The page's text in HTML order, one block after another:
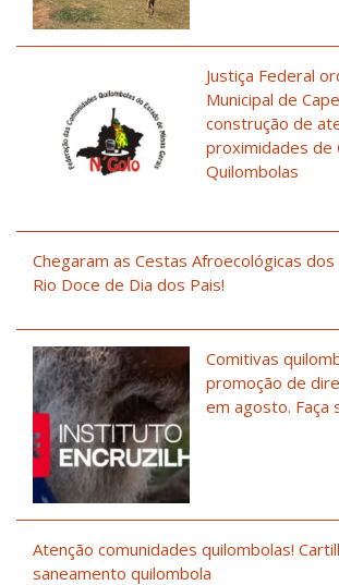
Justiça Federal
Municipal de
construção de
proximidades de
Quilombolas
Chegaram as Cestas Afroecológicas
Rio Doce de Dia dos Pais!
Comitivas
promoção de
em agosto. Faça
Atenção comunidades quilombolas!
saneamento quilombola